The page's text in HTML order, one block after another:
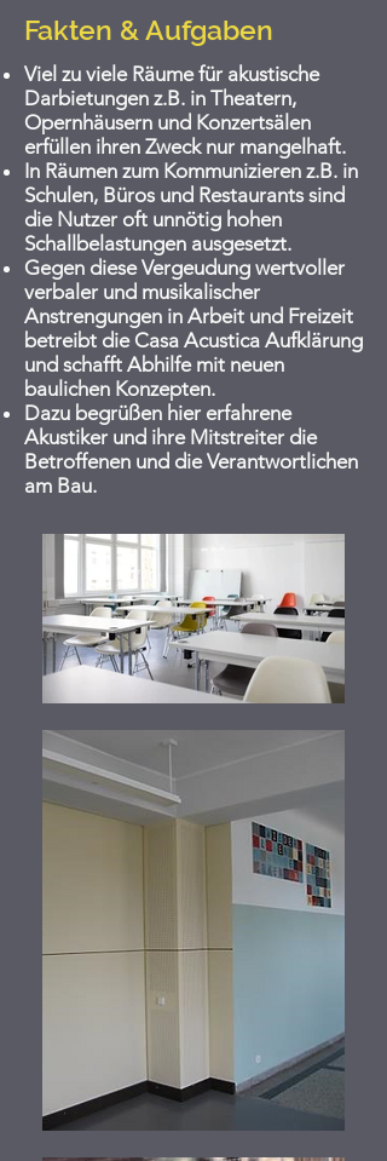
Fakten & Aufgaben
Viel zu viele Räume für akustische
Darbietungen z.B. in Theatern,
Opernhäusern und Konzertsälen
erfüllen ihren Zweck nur mangelhaft.
In Räumen zum Kommunizieren z.B. in
Schulen, Büros und Restaurants sind
die Nutzer oft unnötig hohen
Schallbelastungen ausgesetzt.
Gegen diese Vergeudung wertvoller
verbaler und musikalischer
Anstrengungen in Arbeit und Freizeit
betreibt die Casa Acustica Aufklärung
und schafft Abhilfe mit neuen
baulichen Konzepten.
Dazu begrüßen hier erfahrene
Akustiker und ihre Mitstreiter die
Betroffenen und die Verantwortlichen
am Bau.